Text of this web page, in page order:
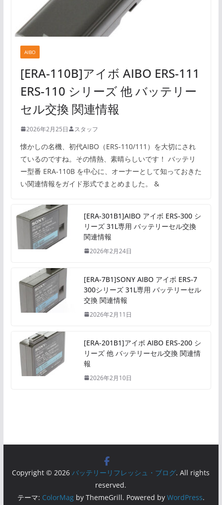
AIBO
[ERA-110B]アイボ AIBO ERS-111
ERS-110 シリーズ 他 バッテリー
セル交換 関連情報
2026年2月25日 スタッフ
懐かしの名機、初代AIBO（ERS-110/111）を大切にされ
ているのですね。その情熱、素晴らしいです！ バッテリ
ー型番 ERA-110B を中心に、オーナーとして知っておきた
い関連情報をガイド形式でまとめました。 &
[ERA-301B1]AIBO アイボ ERS-300 シ
リーズ 31L専用 バッテリーセル交換
関連情報
2026年2月24日
[ERA-7B1]SONY AIBO アイボ ERS-7
300シリーズ 31L専用 バッテリーセル
交換 関連情報
2026年2月11日
[ERA-201B1]アイボ AIBO ERS-200 シ
リーズ 他 バッテリーセル交換 関連情
報
2026年2月10日
Copyright © 2026バッテリーリフレッシュ・ブログ. All rights
reserved.
テーマ: ColorMagby ThemeGrill. Powered by WordPress.